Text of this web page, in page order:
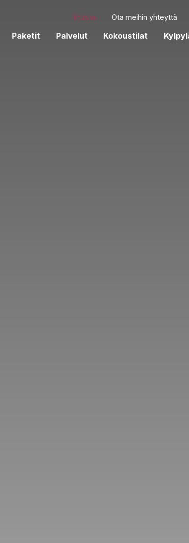
Etusivu Ota meihin yhteyttä
Paketit Palvelut Kokoustilat